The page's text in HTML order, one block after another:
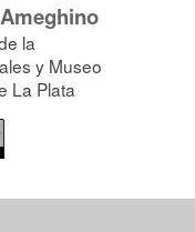
la
y Museo
La Plata